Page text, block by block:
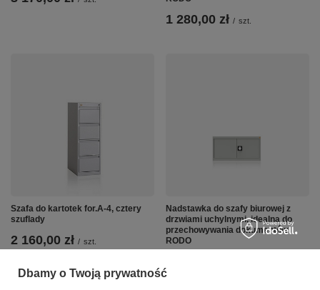
1 280,00 zł / szt.
Szafa do kartotek for.A-4, cztery
szuflady
2 160,00 zł / szt.
Nadstawka do szafy biurowej z
drzwiami uchylnymi, idealna do
przechowywania dokumentów
RODO
Dbamy o Twoją prywatność